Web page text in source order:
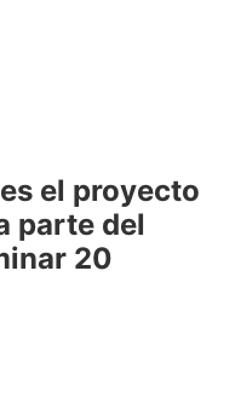
el proyecto
parte del
20